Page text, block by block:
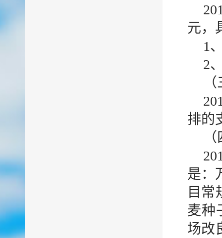
元，
1
2
排的
是：
目常
麦种
场改